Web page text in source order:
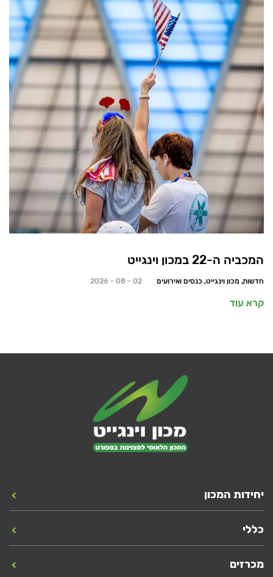
המכביה ה-22 במכון וינגייט
חדשות, מכון וינגייט, כנסים ואירועים 02 - 08 - 2026
קרא עוד
יחידות המכון
כללי
מכרזים